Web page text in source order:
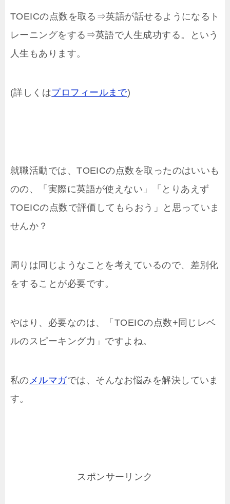
TOEICの点数を取る⇒英語が話せるようになるト
レーニングをする⇒英語で人生成功する。という
人生もあります。
(詳しくはプロフィールまで)
就職活動では、TOEICの点数を取ったのはいいも
のの、「実際に英語が使えない」「とりあえず
TOEICの点数で評価してもらおう」と思っていま
せんか？
周りは同じようなことを考えているので、差別化
をすることが必要です。
やはり、必要なのは、「TOEICの点数+同じレベ
ルのスピーキング力」ですよね。
私のメルマガでは、そんなお悩みを解決していま
す。
スポンサーリンク